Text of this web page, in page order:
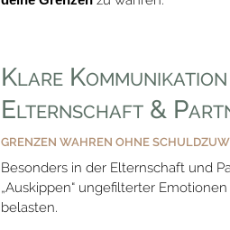
Klare
Elternschaft &
GRENZEN WAHREN OHNE
Besonders in der Elternschaft und
„Auskippen“ ungefilterter
belasten.